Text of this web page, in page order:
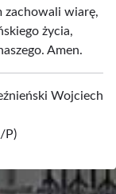
zachowali wiarę,
życia,
Amen.
Wojciech
P)